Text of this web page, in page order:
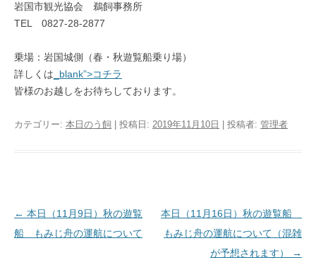
岩国市観光協会 鵜飼事務所
TEL 0827-28-2877
乗場：岩国城側（春・秋遊覧船乗り場）
詳しくは _blank”>コチラ
皆様のお越しをお待ちしております。
カテゴリー: 本日のう飼 | 投稿日: 2019年11月10日 投稿者: 管理者
投稿ナビゲーション
← 本日（11月9日）秋の遊覧
船 もみじ舟の運航について
本日（11月16日）秋の遊覧船
もみじ舟の運航について（混雑
が予想されます）
→